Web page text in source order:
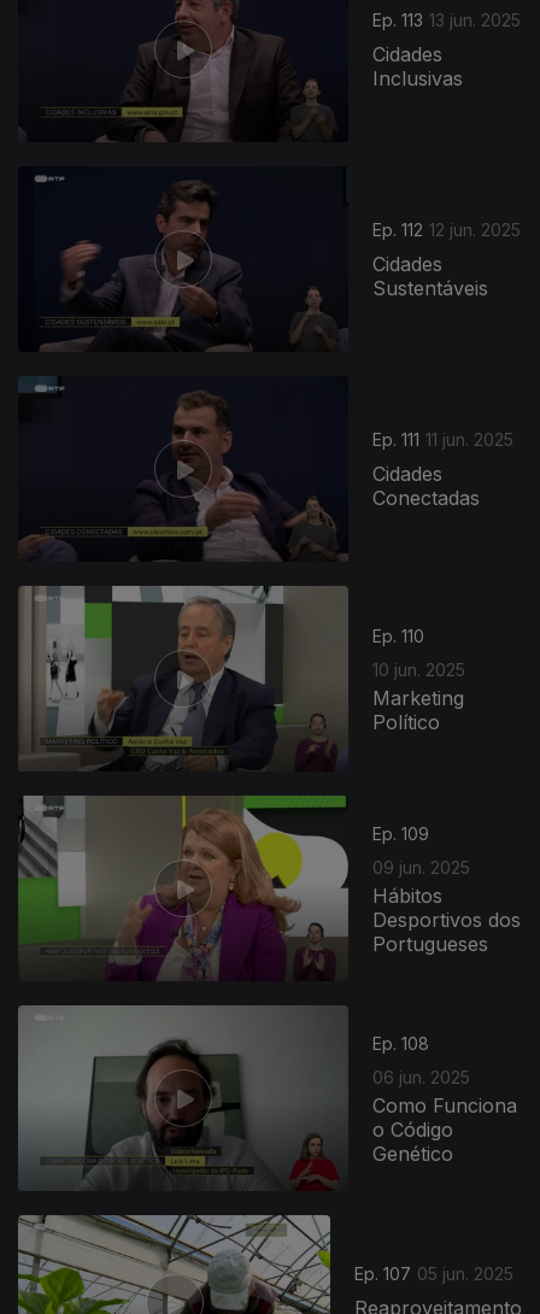
Ep. 113 13 jun. 2025
Cidades
Inclusivas
Ep. 112 12 jun. 2025
Cidades
Sustentáveis
Ep. 111 11 jun. 2025
Cidades
Conectadas
Ep. 110
10 jun. 2025
Marketing
Político
Ep. 109
09 jun. 2025
Hábitos
Desportivos dos
Portugueses
Ep. 108
06 jun. 2025
Como Funciona
o Código
Genético
Ep. 107 05 jun. 2025
Reaproveitamento